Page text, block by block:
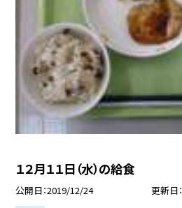
１２月１１日（水）の給食
公開日 2019/12/24 更新日